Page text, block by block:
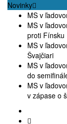
Novinky
MS v
MS v
proti Fínsku
MS v
Švajčiari
MS v
do
MS v
v zápase o